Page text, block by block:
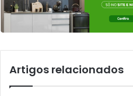
Artigos relacionados